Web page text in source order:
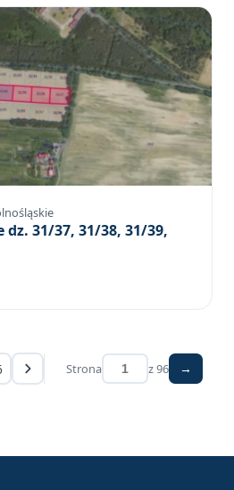
31/37, 31/38, 31/39,
Strona z 96 →